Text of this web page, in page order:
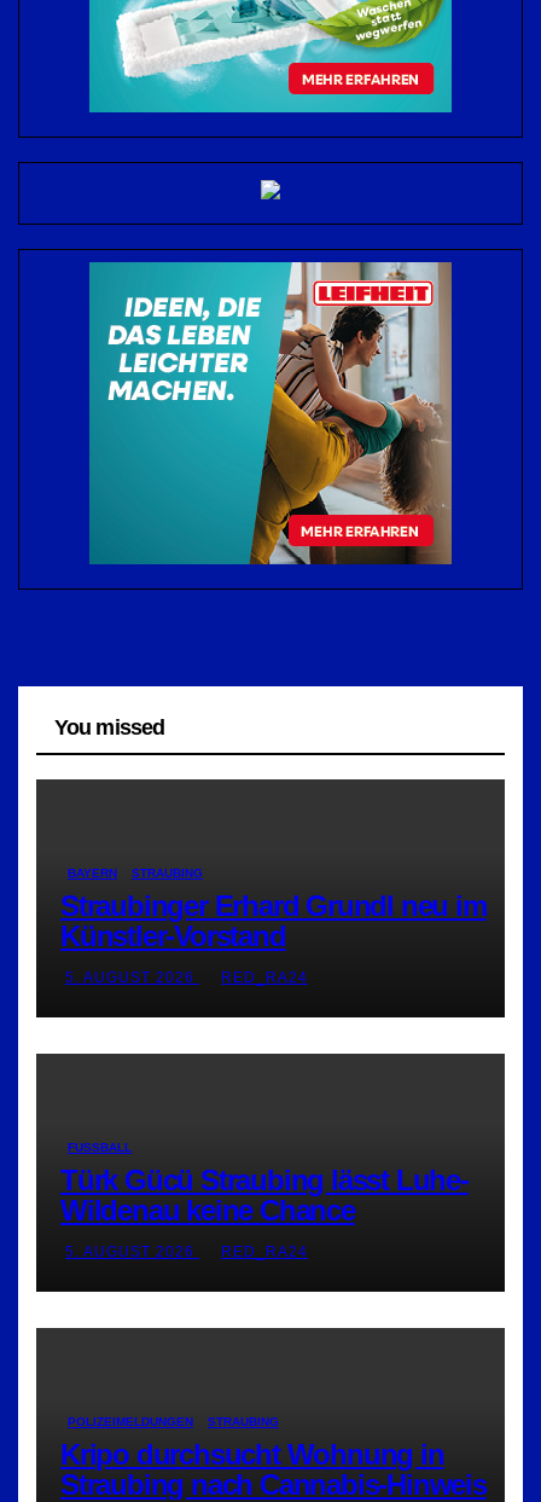
You missed
BAYERN STRAUBING
Straubinger Erhard Grundl neu im
Künstler-Vorstand
5. AUGUST 2026 RED_RA24
FUSSBALL
Türk Gücü Straubing lässt Luhe-
Wildenau keine Chance
5. AUGUST 2026 RED_RA24
POLIZEIMELDUNGEN STRAUBING
Kripo durchsucht Wohnung in
Straubing nach Cannabis-Hinweis